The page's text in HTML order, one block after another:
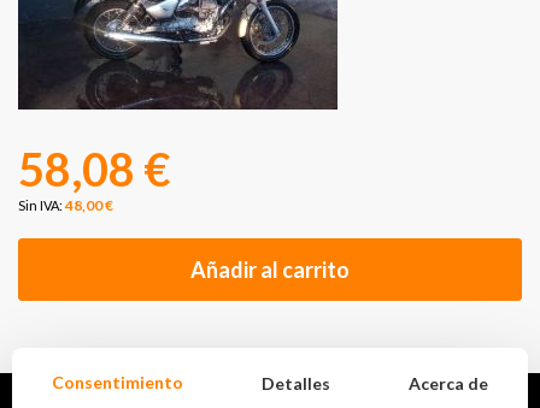
58,08 €
48,00 €
Añadir al carrito
Consentimiento Detalles Acerca de